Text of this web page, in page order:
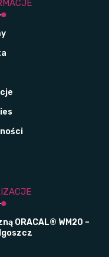
ORACAL® WM20 –